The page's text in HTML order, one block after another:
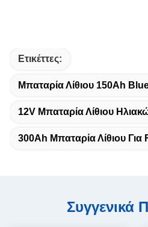
Ετικέττες:
Μπαταρία Λίθιου 150Ah
12V Μπαταρία Λίθιου
300Ah Μπαταρία Λίθιου
Συγγενικά